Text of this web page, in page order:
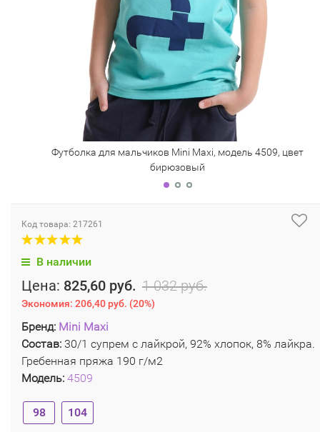
Футболка для мальчиков Mini Maxi, модель 4509, цвет
бирюзовый
Код товара: 217261
В наличии
Цена: 825,60 руб. 1 032 руб.
Экономия: 206,40 руб. (20%)
Бренд: Mini Maxi
Состав: 30/1 супрем с лайкрой, 92% хлопок, 8% лайкра.
Гребенная пряжа 190 г/м2
Модель: 4509
98 104